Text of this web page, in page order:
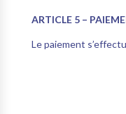
ARTICLE 5 –
Le paiement